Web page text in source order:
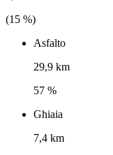
(15 %)
Asfalto
29,9 km
57 %
Ghiaia
7,4 km